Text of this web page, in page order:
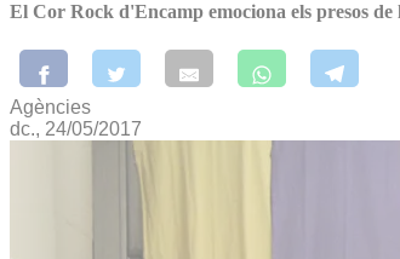
El Cor Rock d'Encamp emociona els presos de
Agències
dc., 24/05/2017